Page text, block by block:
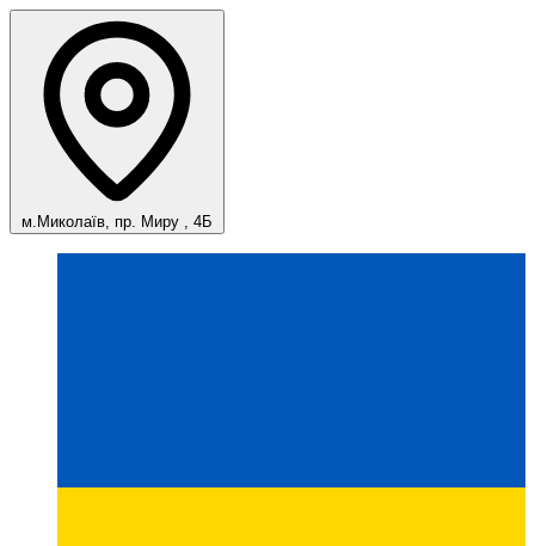
м.Миколаїв, пр. Миру , 4Б